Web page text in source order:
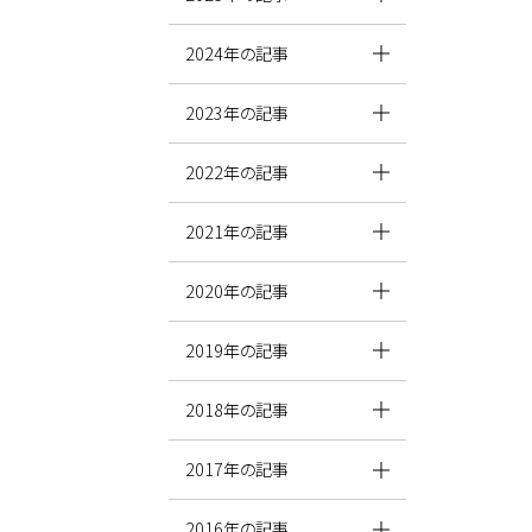
2024年の記事
2023年の記事
2022年の記事
2021年の記事
2020年の記事
2019年の記事
2018年の記事
2017年の記事